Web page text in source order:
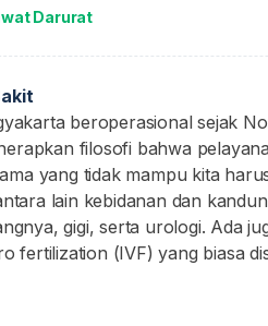
Darurat
beroperasional sejak
filosofi bahwa
yang tidak mampu kita
lain kebidanan dan
gigi, serta urologi. Ada
fertilization (IVF) yang biasa